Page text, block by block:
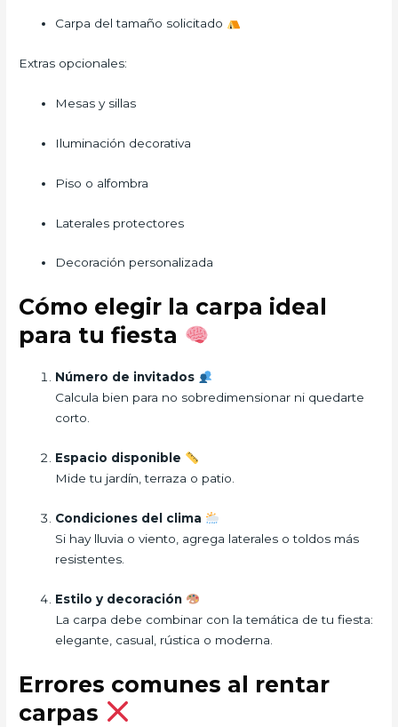
Carpa del tamaño solicitado
Extras opcionales:
Mesas y sillas
Iluminación decorativa
Piso o alfombra
Laterales protectores
Decoración personalizada
Cómo elegir la carpa ideal
para tu fiesta
Número de invitados
Calcula bien para no sobredimensionar ni quedarte
corto.
Espacio disponible
Mide tu jardín, terraza o patio.
Condiciones del clima
Si hay lluvia o viento, agrega laterales o toldos más
resistentes.
Estilo y decoración
La carpa debe combinar con la temática de tu fiesta:
elegante, casual, rústica o moderna.
Errores comunes al rentar
carpas